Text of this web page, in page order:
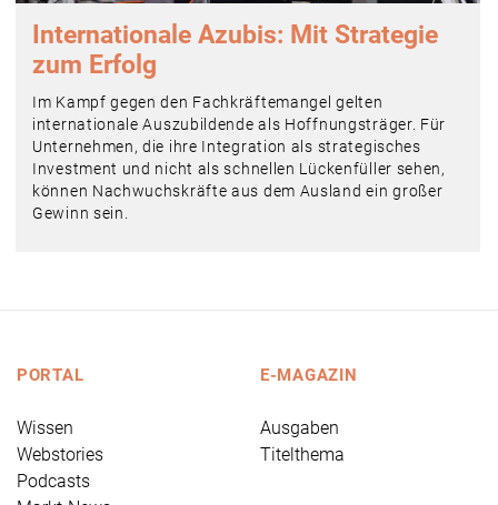
Internationale Azubis: Mit Strategie
zum Erfolg
Im Kampf gegen den Fachkräftemangel gelten
internationale Auszubildende als Hoffnungsträger. Für
Unternehmen, die ihre Integration als strategisches
Investment und nicht als schnellen Lückenfüller sehen,
können Nachwuchskräfte aus dem Ausland ein großer
Gewinn sein.
PORTAL
Wissen
Webstories
Podcasts
E-MAGAZIN
Ausgaben
Titelthema